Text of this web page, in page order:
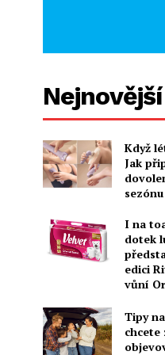
Když
Jak
sezónu
I na
dotek
edici
vůní
Tipy
chcete